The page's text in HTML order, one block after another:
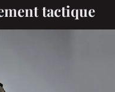
tactique